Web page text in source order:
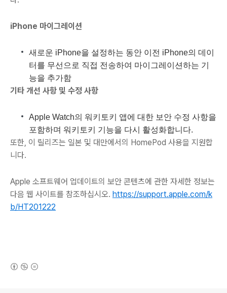
iPhone 마이그레이션
새로운 iPhone을 설정하는 동안 이전 iPhone의 데이
터를 무선으로 직접 전송하여 마이그레이션하는 기
능을 추가함
기타 개선 사항 및 수정 사항
Apple Watch의 워키토키 앱에 대한 보안 수정 사항을
포함하며 워키토키 기능을 다시 활성화합니다.
또한, 이 릴리즈는 일본 및 대만에서의 HomePod 사용을 지원합
니다.
Apple 소프트웨어 업데이트의 보안 콘텐츠에 관한 자세한 정보는
다음 웹 사이트를 참조하십시오. https://support.apple.com/k
b/HT201222